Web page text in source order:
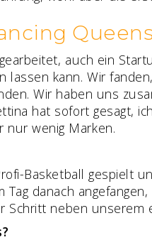
auch ein
kann. Wir
Wir haben uns
hat sofort gesagt,
nur wenig Marken.
Basketball gespielt
danach
neben unserem